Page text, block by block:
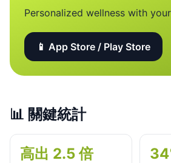
Personalized wellness with
📱 App Store / Play Store
📊 關鍵統計
高出 2.5 倍